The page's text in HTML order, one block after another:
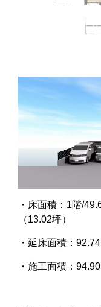
・床面積：1階/
（13.02坪）
・延床面積：
・施工面積：